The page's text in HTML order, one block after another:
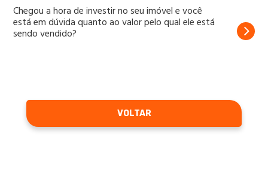
Chegou a hora de investir no seu imóvel e você
está em dúvida quanto ao valor pelo qual ele está
sendo vendido?
VOLTAR